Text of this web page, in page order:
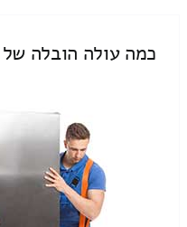
כמה עולה הובלה